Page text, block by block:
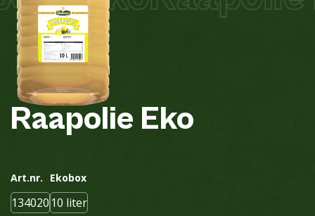
Raapolie Eko
Art.nr.
134020
Ekobox
10 liter